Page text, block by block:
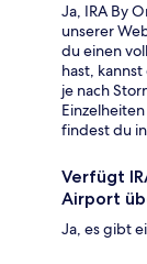
Ja, IRA By
unserer
du einen
hast,
je nach
findest du
Verfügt
Airport
Ja, es gibt